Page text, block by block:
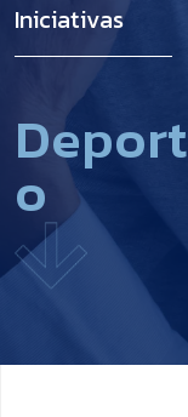
Iniciativas
Deport
o